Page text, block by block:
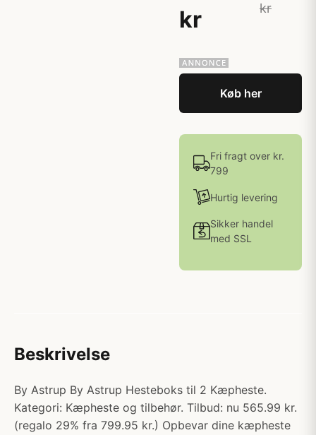
kr
kr
Køb her
Fri fragt over kr.
799
Hurtig levering
Sikker handel
med SSL
Beskrivelse
By Astrup By Astrup Hesteboks til 2 Kæpheste.
Kategori: Kæpheste og tilbehør. Tilbud: nu 565.99 kr.
(regalo 29% fra 799.95 kr.) Opbevar dine kæpheste